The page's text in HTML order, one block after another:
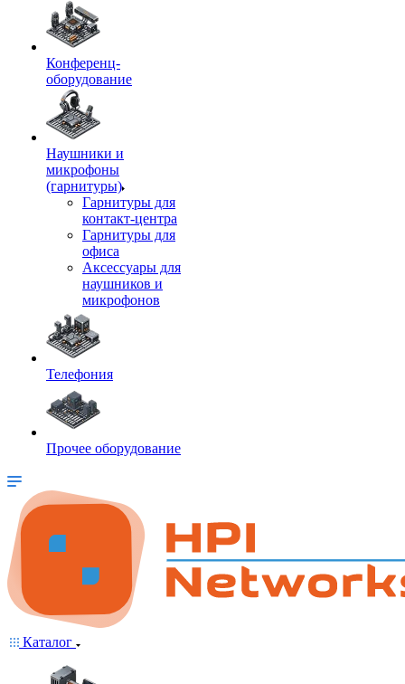
Конференц-
оборудование
Наушники и
микрофоны
(гарнитуры)
Гарнитуры для
контакт-центра
Гарнитуры для
офиса
Аксессуары для
наушников и
микрофонов
Телефония
Прочее оборудование
Каталог